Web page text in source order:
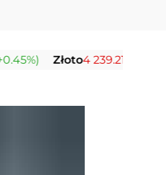
Złoto4 239.21 USD (-0.03%)